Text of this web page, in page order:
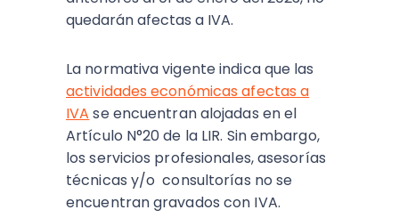
quedarán afectas a IVA.
La normativa vigente indica que las
actividades económicas afectas a
IVA se encuentran alojadas en el
Artículo N°20 de la LIR. Sin embargo,
los servicios profesionales, asesorías
técnicas y/o consultorías no se
encuentran gravados con IVA.